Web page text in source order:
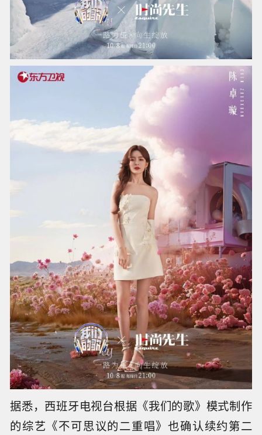
据悉，西班牙电视台根据《我们的歌》模式制作
的综艺《不可思议的二重唱》也确认续约第二